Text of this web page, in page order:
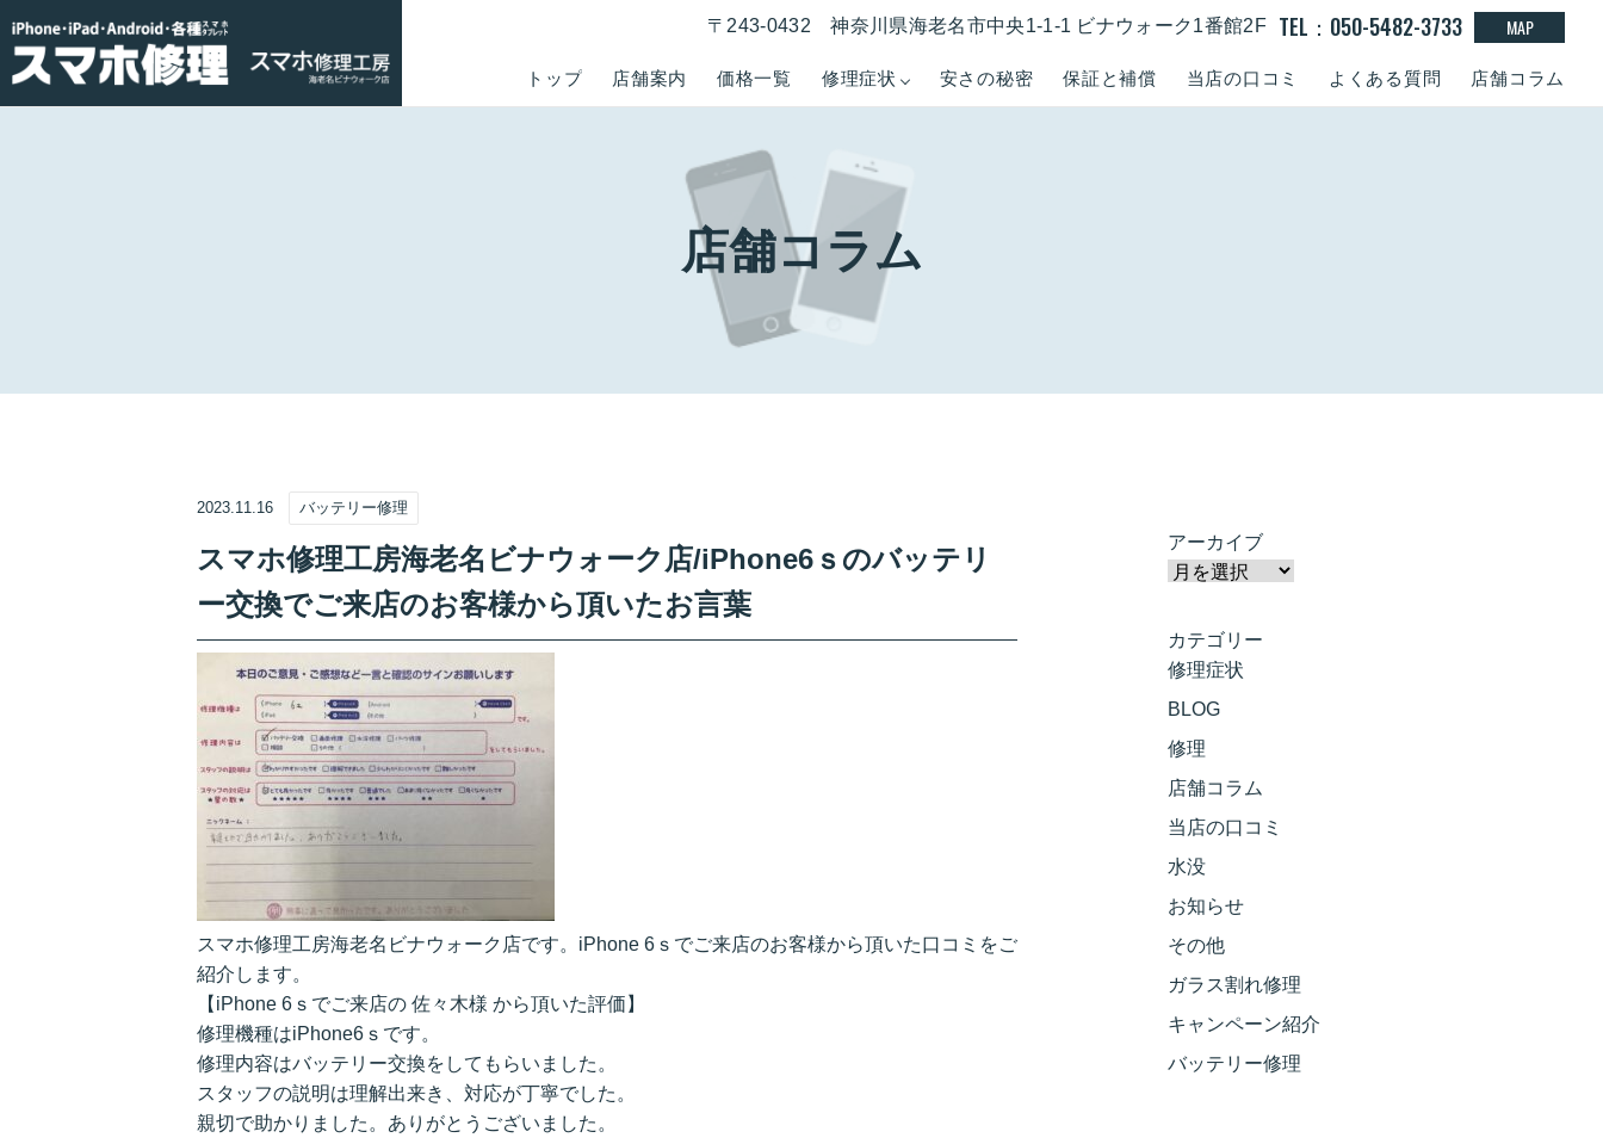
トップ 店舗案内 価格一覧 修理症状 安さの秘密 保証と補償 当店の口コミ よくある質問 店舗コラム
〒243-0432 神奈川県海老名市中央1-1-1 ビナウォーク1番館2F TEL：050-5482-3733 MAP
店舗コラム
2023.11.16 バッテリー修理
スマホ修理工房海老名ビナウォーク店/iPhone6ｓのバッテリ
ー交換でご来店のお客様から頂いたお言葉
スマホ修理工房海老名ビナウォーク店です。iPhone 6ｓでご来店のお客様から頂いた口コミをご
紹介します。
【iPhone 6ｓでご来店の 佐々木様 から頂いた評価】
修理機種はiPhone6ｓです。
修理内容はバッテリー交換をしてもらいました。
スタッフの説明は理解出来き、対応が丁寧でした。
親切で助かりました。ありがとうございました。
アーカイブ
カテゴリー
修理症状
BLOG
修理
店舗コラム
当店の口コミ
水没
お知らせ
その他
ガラス割れ修理
キャンペーン紹介
バッテリー修理